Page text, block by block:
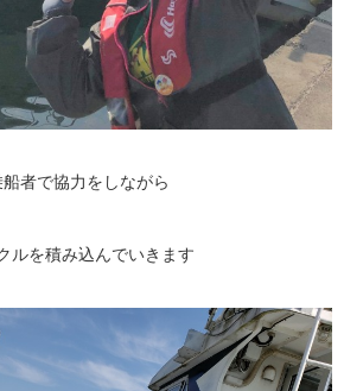
船者で協力をしながら
ルを積み込んでいきます